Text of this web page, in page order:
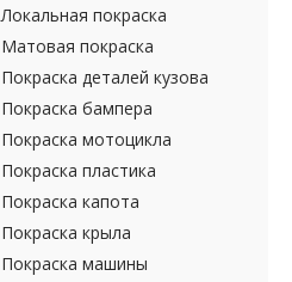
Локальная покраска
Матовая покраска
Покраска деталей кузова
Покраска бампера
Покраска мотоцикла
Покраска пластика
Покраска капота
Покраска крыла
Покраска машины